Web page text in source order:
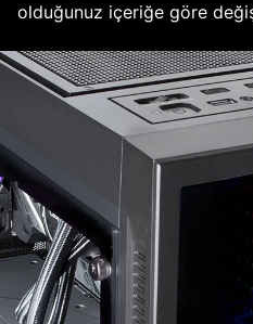
olduğunuz içeriğe göre